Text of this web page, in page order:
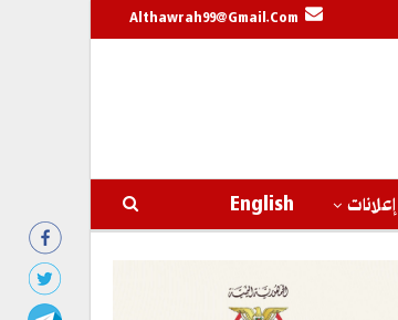
Althawrah99@gmail.com
إعلانات English